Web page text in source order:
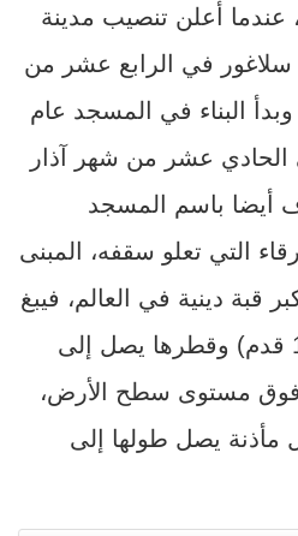
عندما أعلن تنصيب مدينة
سلاغور في الرابع عشر من
شباط عام 1974، وبدأ البناء في المسجد عام
في الحادي عشر من شهر آذار
يعرف أيضا باسم المسجد
التي تعلو سقفه، المبنى
قبة دينية في العالم، فيبغ
ارتفاعها 51.2 متر (167 قدم) وقطرها يصل إلى
(350 قدم) فوق مستوى سطح الأرض،
مأذنة يصل طولها إلى